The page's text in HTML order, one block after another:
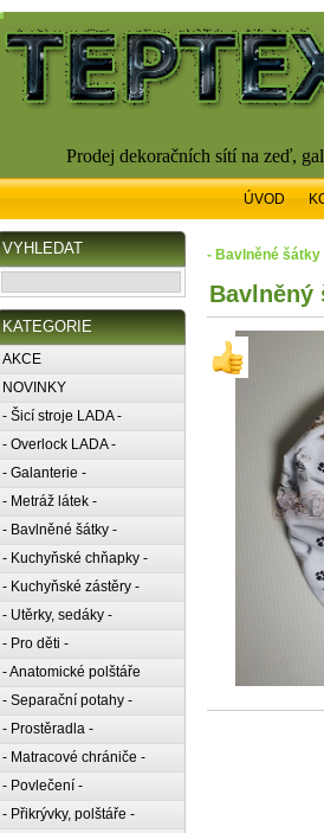
Prodej dekoračních sítí na zeď,
ÚVOD
VYHLEDAT
KATEGORIE
AKCE
NOVINKY
- Šicí stroje LADA -
- Overlock LADA -
- Galanterie -
- Metráž látek -
- Bavlněné šátky -
- Kuchyňské chňapky -
- Kuchyňské zástěry -
- Utěrky, sedáky -
- Pro děti -
- Anatomické polštáře
- Separační potahy -
- Prostěradla -
- Matracové chrániče -
- Povlečení -
- Přikrývky, polštáře -
- Bavlněné
Bavlněný